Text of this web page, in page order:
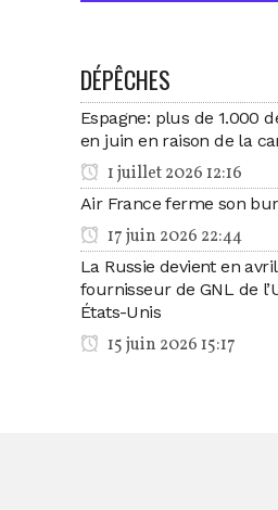
DÉPÊCHES
Espagne: plus de 1.000
en juin en raison de la
1 juillet 2026 12:16
Air France ferme son
17 juin 2026 22:44
La Russie devient en
fournisseur de GNL de
États-Unis
15 juin 2026 15:17